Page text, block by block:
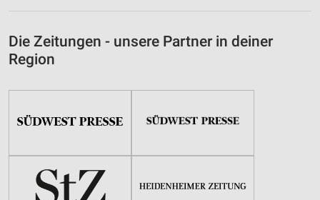
Die Zeitungen - unsere Partner in deiner
Region